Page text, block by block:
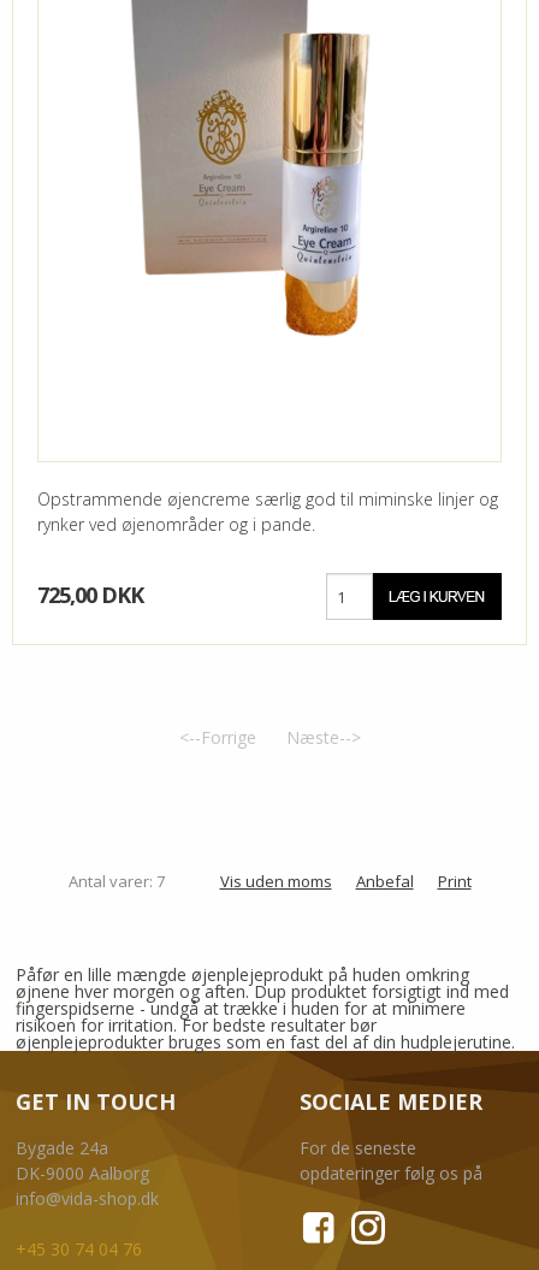
Opstrammende øjencreme særlig god til miminske linjer og
rynker ved øjenområder og i pande.
725,00 DKK
<--Forrige Næste-->
Antal varer: 7 Vis uden moms Anbefal Print
Påfør en lille mængde øjenplejeprodukt på huden omkring
øjnene hver morgen og aften. Dup produktet forsigtigt ind med
fingerspidserne - undgå at trække i huden for at minimere
risikoen for irritation. For bedste resultater bør
øjenplejeprodukter bruges som en fast del af din hudplejerutine.
GET IN TOUCH
Bygade 24a
DK-9000 Aalborg
info@vida-shop.dk
+45 30 74 04 76
SOCIALE MEDIER
For de seneste
opdateringer følg os på